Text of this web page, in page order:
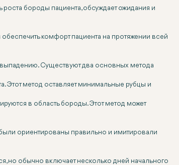
бороды пациента, обсуждает ожидания и
комфорт пациента на протяжении всей
Существуют два основных метода
метод оставляет минимальные рубцы и
в область бороды. Этот метод может
ориентированы правильно и имитировали
но обычно включает несколько дней начального